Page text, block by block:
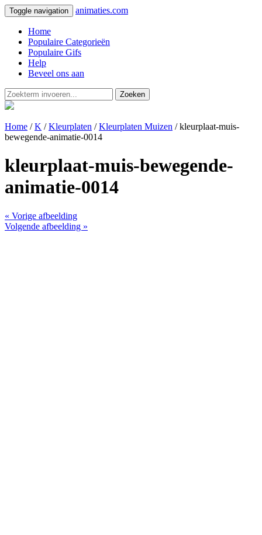
Toggle navigation animaties.com
Home
Populaire Categorieën
Populaire Gifs
Help
Beveel ons aan
Zoeken
Home /K /Kleurplaten /Kleurplaten Muizen / kleurplaat-muis-
bewegende-animatie-0014
kleurplaat-muis-bewegende-
animatie-0014
« Vorige afbeelding
Volgende afbeelding »